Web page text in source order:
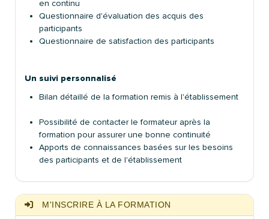
en continu
Questionnaire d'évaluation des acquis des
participants
Questionnaire de satisfaction des participants
Un suivi personnalisé
Bilan détaillé de la formation remis à l'établissement
Possibilité de contacter le formateur après la
formation pour assurer une bonne continuité
Apports de connaissances basées sur les besoins
des participants et de l'établissement
M'INSCRIRE À LA FORMATION